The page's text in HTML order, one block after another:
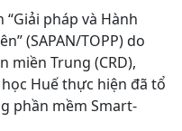
pháp và Hành
(SAPAN/TOPP) do
miền Trung (CRD),
Huế thực hiện đã tổ
phần mềm Smart-